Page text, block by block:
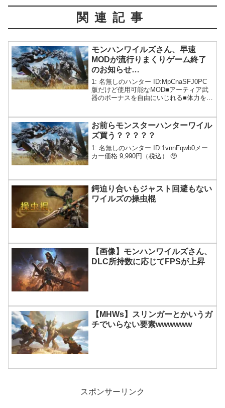
関連記事
モンハンワイルズさん、早速
MODが流行りまくりゲーム終了
のお知らせ…
1: 名無しのハンター ID:MpCnaSFJ0PC
版だけど使用可能なMOD■アーティア武
器のボーナスを自由にいじれる■体力を可
■アイテムを全て表示 (購入可能にす...
お前らモンスターハンターワイル
ズ買う？？？？？
1: 名無しのハンター ID:1vnnFqwb0メー
カー価格 9,990円（税込） 🥺
鍔迫り合いもジャスト回避もない
ワイルズの操虫棍
【画像】モンハンワイルズさん、
DLC所持数に応じてFPSが上昇
【MHWs】スリンガーとかいうガ
チでいらない要素wwwwww
スポンサーリンク